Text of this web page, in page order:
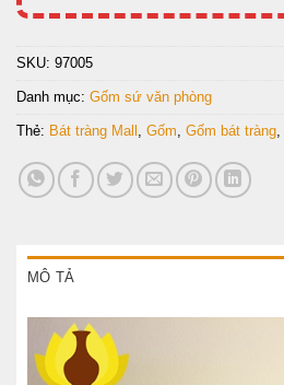
SKU: 97005
Danh mục: Gốm sứ văn phòng
Thẻ: Bát tràng Mall Gốm Gốm bát tràng
MÔ TẢ